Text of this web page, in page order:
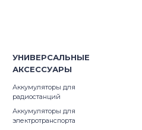
УНИВЕРСАЛЬНЫЕ
АКСЕССУАРЫ
Аккумуляторы для
радиостанций
Аккумуляторы для
электротранспорта